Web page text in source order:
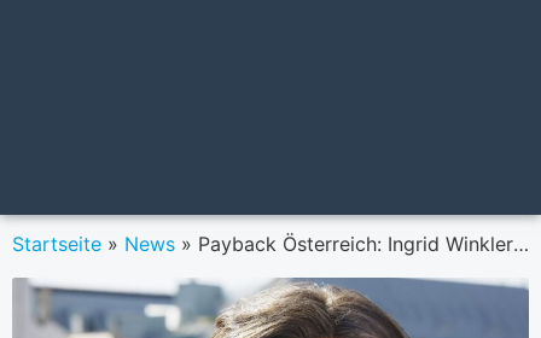
Startseite » News » Payback Österreich: Ingrid Winkler wird Head of Marketing